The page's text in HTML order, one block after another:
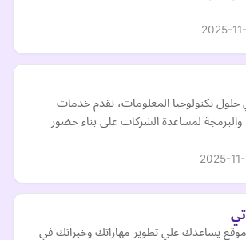
2025-
تكنولوجيا المعلومات، تقدم خدمات
والبرمجة لمساعدة الشركات على بناء حضور
2025-
موقع يساعدك علي تطوير مهاراتك وخبراتك في